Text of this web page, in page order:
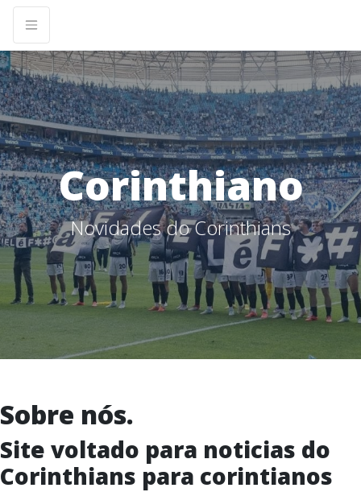
Corinthiano
Novidades do Corinthians
Sobre nós.
Site voltado para noticias do
Corinthians para corintianos